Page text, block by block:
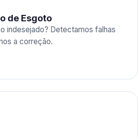
de Esgoto
indesejado? Detectamos falhas
a correção.